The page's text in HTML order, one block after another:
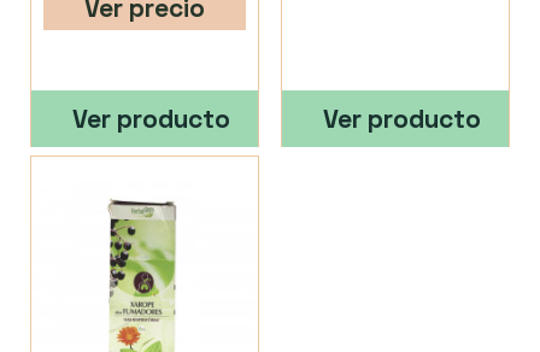
Ver precio
Ver producto Ver producto